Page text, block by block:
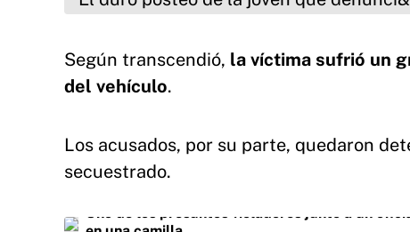
Según transcendió, la víctima sufrió un
del vehículo.
Los acusados, por su parte, quedaron
secuestrado.
Uno de los presuntos violadores junto a un